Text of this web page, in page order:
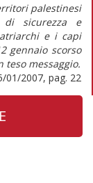
palestinesi
sicurezza e
e i capi
gennaio scorso
messaggio.
01/2007, pag. 22